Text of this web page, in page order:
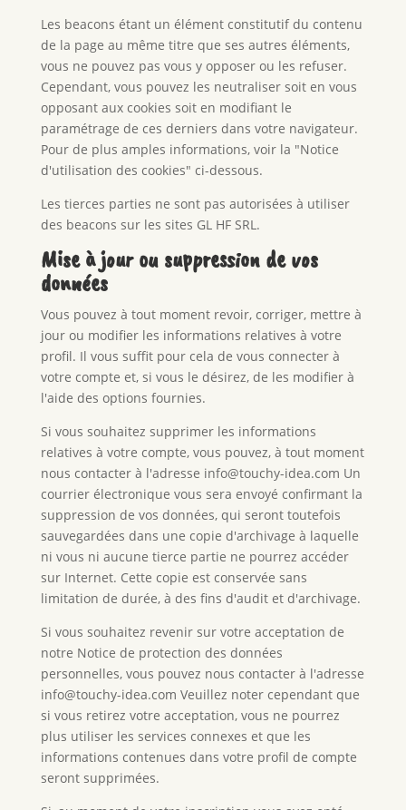
Les beacons étant un élément constitutif du contenu
de la page au même titre que ses autres éléments,
vous ne pouvez pas vous y opposer ou les refuser.
Cependant, vous pouvez les neutraliser soit en vous
opposant aux cookies soit en modifiant le
paramétrage de ces derniers dans votre navigateur.
Pour de plus amples informations, voir la "Notice
d'utilisation des cookies" ci-dessous.
Les tierces parties ne sont pas autorisées à utiliser
des beacons sur les sites GL HF SRL.
Mise à jour ou suppression de vos
données
Vous pouvez à tout moment revoir, corriger, mettre à
jour ou modifier les informations relatives à votre
profil. Il vous suffit pour cela de vous connecter à
votre compte et, si vous le désirez, de les modifier à
l'aide des options fournies.
Si vous souhaitez supprimer les informations
relatives à votre compte, vous pouvez, à tout moment
nous contacter à l'adresse info@touchy-idea.com Un
courrier électronique vous sera envoyé confirmant la
suppression de vos données, qui seront toutefois
sauvegardées dans une copie d'archivage à laquelle
ni vous ni aucune tierce partie ne pourrez accéder
sur Internet. Cette copie est conservée sans
limitation de durée, à des fins d'audit et d'archivage.
Si vous souhaitez revenir sur votre acceptation de
notre Notice de protection des données
personnelles, vous pouvez nous contacter à l'adresse
info@touchy-idea.com Veuillez noter cependant que
si vous retirez votre acceptation, vous ne pourrez
plus utiliser les services connexes et que les
informations contenues dans votre profil de compte
seront supprimées.